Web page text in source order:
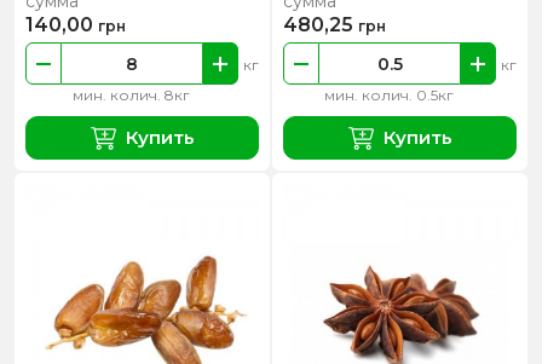
мин. колич. 8кг
кг
140,00 грн
Купить
мин. колич. 0.5кг
кг
480,25 грн
Купить